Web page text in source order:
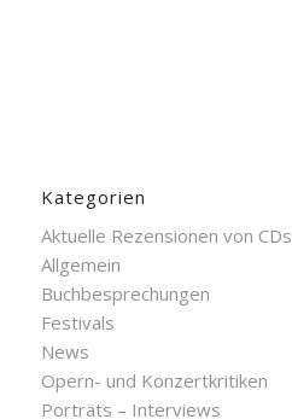
Kategorien
Aktuelle Rezensionen von
Allgemein
Buchbesprechungen
Festivals
News
Opern- und Konzertkritiken
Porträts – Interviews